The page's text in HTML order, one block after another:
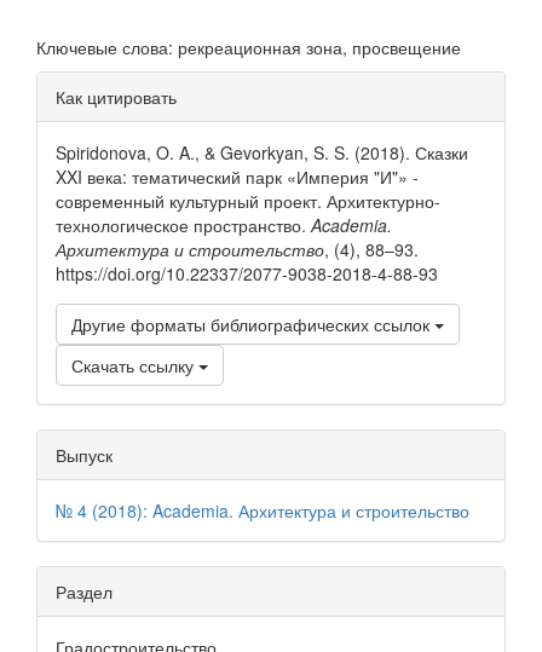
Ключевые слова: рекреационная зона, просвещение
Информация
о статье
Как цитировать
Spiridonova, O. A., & Gevorkyan, S. S. (2018). Сказки
XXI века: тематический парк «Империя "И"» -
современный культурный проект. Архитектурно-
технологическое пространство.Academia.
Архитектура и строительство, (4), 88–93.
https://doi.org/10.22337/2077-9038-2018-4-88-93
Другие форматы библиографических ссылок
Скачать ссылку
Выпуск
№ 4 (2018): Academia. Архитектура и строительство
Раздел
Градостроительство